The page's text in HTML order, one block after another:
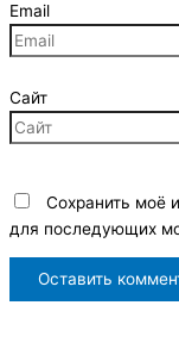
Email
Сайт
Сохранить моё
для последующих